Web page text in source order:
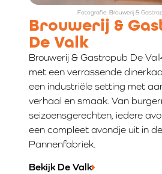
Fotografie: Brouwerij &
Brouwerij &
De Valk
Brouwerij & Gastropub De
met een verrassende
een industriële setting met
verhaal en smaak. Van
seizoensgerechten, iedere
een compleet avondje uit in
Pannenfabriek.
Bekijk De Valk